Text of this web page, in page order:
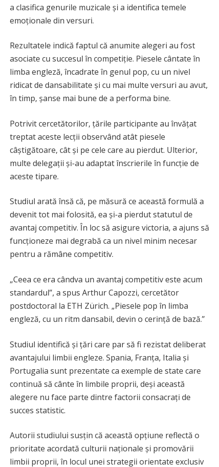
a clasifica genurile muzicale și a identifica temele
emoționale din versuri.
Rezultatele indică faptul că anumite alegeri au fost
asociate cu succesul în competiție. Piesele cântate în
limba engleză, încadrate în genul pop, cu un nivel
ridicat de dansabilitate și cu mai multe versuri au avut,
în timp, șanse mai bune de a performa bine.
Potrivit cercetătorilor, țările participante au învățat
treptat aceste lecții observând atât piesele
câștigătoare, cât și pe cele care au pierdut. Ulterior,
multe delegații și-au adaptat înscrierile în funcție de
aceste tipare.
Studiul arată însă că, pe măsură ce această formulă a
devenit tot mai folosită, ea și-a pierdut statutul de
avantaj competitiv. În loc să asigure victoria, a ajuns să
funcționeze mai degrabă ca un nivel minim necesar
pentru a rămâne competitiv.
„Ceea ce era cândva un avantaj competitiv este acum
standardul”, a spus Arthur Capozzi, cercetător
postdoctoral la ETH Zürich. „Piesele pop în limba
engleză, cu un ritm dansabil, devin o cerință de bază.”
Studiul identifică și țări care par să fi rezistat deliberat
avantajului limbii engleze. Spania, Franța, Italia și
Portugalia sunt prezentate ca exemple de state care
continuă să cânte în limbile proprii, deși această
alegere nu face parte dintre factorii consacrați de
succes statistic.
Autorii studiului susțin că această opțiune reflectă o
prioritate acordată culturii naționale și promovării
limbii proprii, în locul unei strategii orientate exclusiv